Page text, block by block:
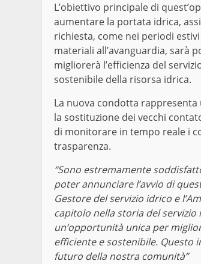
L’obiettivo principale di
aumentare la portata idrica,
richiesta, come nei periodi
materiali all’avanguardia, sarà
migliorerà l’efficienza del
sostenibile della risorsa idrica.
La nuova condotta
la sostituzione dei vecchi
di monitorare in tempo reale i
trasparenza.
“Sono estremamente
poter annunciare l’avvio di
Gestore del servizio idrico e
capitolo nella storia del servizio
un’opportunità unica per
efficiente e sostenibile. Questo
futuro della nostra comunità”